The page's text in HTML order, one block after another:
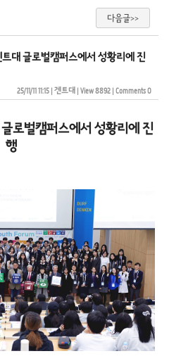
다음글>>
대 글로벌캠퍼스에서 성황리에 진
25/11/11 11:15| 겐트대| View 8892| Comments 0
로벌캠퍼스에서 성황리에 진
행